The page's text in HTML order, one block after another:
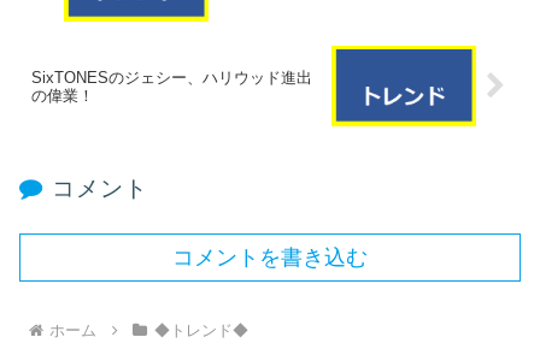
SixTONESのジェシー、ハリウッド進出
の偉業！
コメント
コメントを書き込む
ホーム ◆トレンド◆